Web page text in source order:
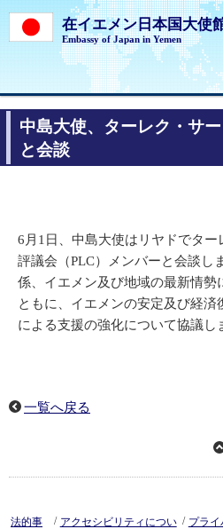
在イエメン日本国大使
Embassy of Japan in Yemen
中島大使、ターレク・サ
と会談
6月1日、中島大使はリヤドでタ
評議会（PLC）メンバーと会談し
係、イエメン及び地域の最新情勢
ともに、イエメンの安定及び経済
による支援の強化について協議し
一覧へ戻る
法的事
/ アクセシビリティについ / プラ